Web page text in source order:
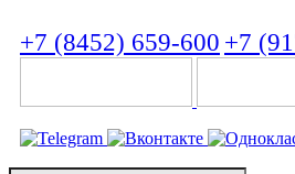
+7 (8452) 659-600 +7